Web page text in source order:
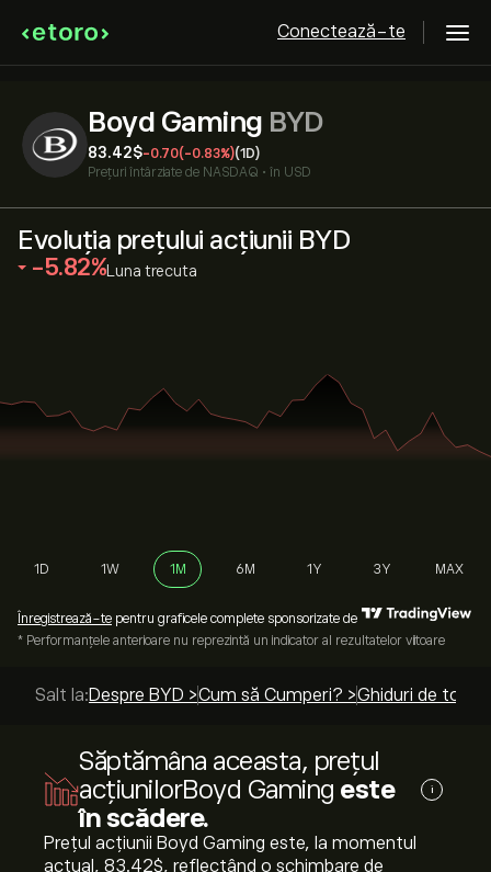
Conectează-te
Boyd Gaming BYD
83.42‎$‎-0.70(-0.83%)(1D)
Prețuri întârziate de NASDAQ • în USD
Evoluția prețului acțiunii BYD
‎-5.82‎ Luna trecuta
1D 1W 1M 6M 1Y 3Y MAX
Înregistrează-te pentru graficele complete sponsorizate de
* Performanțele anterioare nu reprezintă un indicator al rezultatelor viitoare
Salt la:Despre BYD >Cum să Cumperi? >Ghiduri de top >
Săptămâna aceasta, prețul
acțiunilorBoyd Gaming este
în scădere.
i
Prețul acțiunii Boyd Gaming este, la momentul
actual, 83.42‎$‎, reflectând o schimbare de